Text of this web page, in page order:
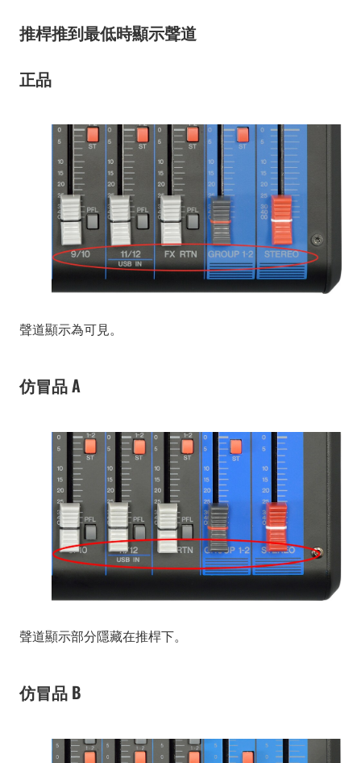
推桿推到最低時顯示聲道
正品
聲道顯示為可見。
仿冒品 A
聲道顯示部分隱藏在推桿下。
仿冒品 B